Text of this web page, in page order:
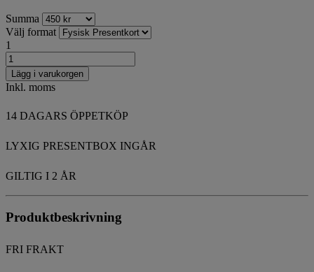
Summa
Välj format
1
Lägg i varukorgen
Inkl. moms
14 DAGARS ÖPPETKÖP
LYXIG PRESENTBOX INGÅR
GILTIG I 2 ÅR
Produktbeskrivning
FRI FRAKT